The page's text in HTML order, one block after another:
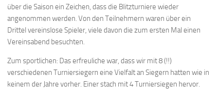
3. Mannschaft
4. Mannschaft
5. Mannschaft
Jugendschach
Schach online
über die Saison ein Zeichen, dass die Blitzturniere wieder
angenommen werden. Von den Teilnehmern waren über ein
Drittel vereinslose Spieler, viele davon die zum ersten Mal einen
Vereinsabend besuchten.
Zum sportlichen: Das erfreuliche war, dass wir mit 8 (!!)
verschiedenen Turniersiegern eine Vielfalt an Siegern hatten wie in
keinem der Jahre vorher. Einer stach mit 4 Turniersiegen hervor.